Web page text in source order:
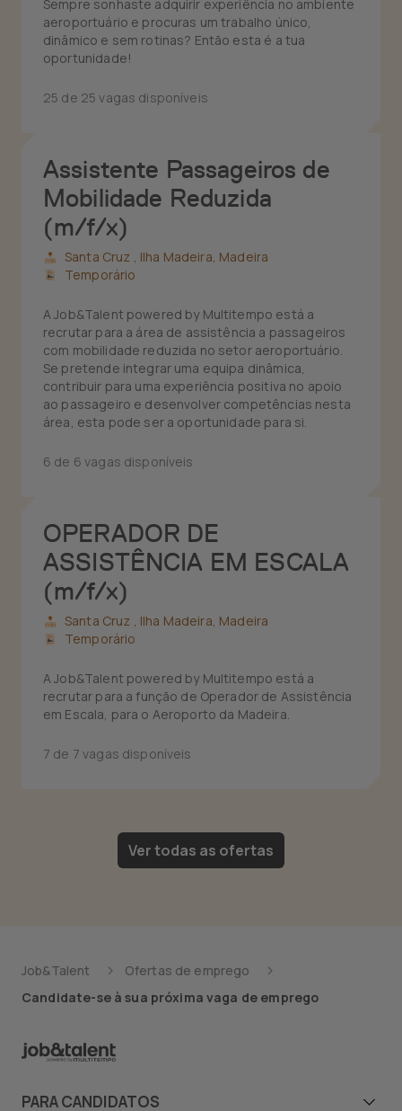
Sempre sonhaste adquirir experiência no ambiente
aeroportuário e procuras um trabalho único,
dinâmico e sem rotinas? Então esta é a tua
oportunidade!
25 de 25 vagas disponíveis
Assistente Passageiros de
Mobilidade Reduzida
(m/f/x)
Santa Cruz , Ilha Madeira, Madeira
Temporário
A Job&Talent powered by Multitempo está a
recrutar para a área de assistência a passageiros
com mobilidade reduzida no setor aeroportuário.
Se pretende integrar uma equipa dinâmica,
contribuir para uma experiência positiva no apoio
ao passageiro e desenvolver competências nesta
área, esta pode ser a oportunidade para si.
6 de 6 vagas disponíveis
OPERADOR DE
ASSISTÊNCIA EM ESCALA
(m/f/x)
Santa Cruz , Ilha Madeira, Madeira
Temporário
A Job&Talent powered by Multitempo está a
recrutar para a função de Operador de Assistência
em Escala, para o Aeroporto da Madeira.
7 de 7 vagas disponíveis
Ver todas as ofertas
Job&Talent
Ofertas de emprego
Candidate-se à sua próxima vaga de emprego
PARA CANDIDATOS